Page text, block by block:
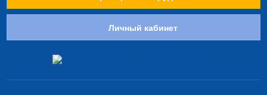
Личный кабинет